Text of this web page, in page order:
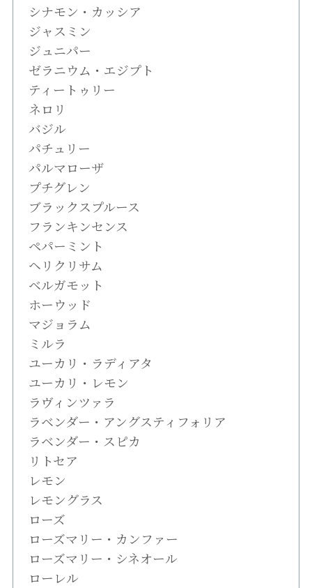
シナモン・カッシア
ジャスミン
ジュニパー
ゼラニウム・エジプト
ティートゥリー
ネロリ
バジル
パチュリー
パルマローザ
プチグレン
ブラックスプルース
フランキンセンス
ペパーミント
ヘリクリサム
ベルガモット
ホーウッド
マジョラム
ミルラ
ユーカリ・ラディアタ
ユーカリ・レモン
ラヴィンツァラ
ラベンダー・アングスティフォリア
ラベンダー・スピカ
リトセア
レモン
レモングラス
ローズ
ローズマリー・カンファー
ローズマリー・シネオール
ローレル